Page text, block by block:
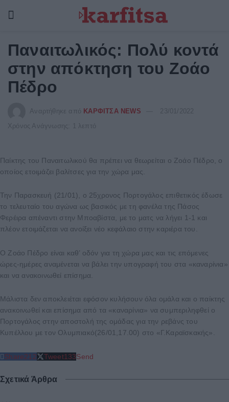
Παναιτωλικός: Πολύ κοντά
στην απόκτηση του Ζοάο
Πέδρο
Αναρτήθηκε από ΚΑΡΦΙΤΣΑ NEWS
23/01/2022
Χρόνος Ανάγνωσης: 1 λεπτό
Παίκτης του Παναιτωλικού θα πρέπει να θεωρείται ο Ζοάο Πέδρο, ο
οποίος ετοιμάζει βαλίτσες για την χώρα μας.
Την Παρασκευή (21/01), ο 25χρονος Πορτογάλος επιθετικός έδωσε
το τελευταίο του αγώνα ως βασικός με τη φανέλα της Πάσος
Φερέιρα απέναντι στην Μποαβίστα, με το ματς να λήγει 1-1 και
πλέον ετοιμάζεται να ανοίξει νέο κεφάλαιο στην καριέρα του.
Ο Ζοάο Πέδρο είναι καθ’ οδόν για τη χώρα μας και τις επόμενες
ώρες-ημέρες αναμένεται να βάλει την υπογραφή του στα «καναρίνια»
και να ανακοινωθεί επίσημα.
Μάλιστα δεν αποκλειέται εφόσον κυλήσουν όλα ομάλα και ο παίκτης
ανακοινωθεί και επίσημα από τα «καναρίνια» να συμπεριληφθεί ο
Πορτογάλος στην αποστολή της ομάδας για την ρεβάνς του
Κυπέλλου με τον Ολυμπιακό(26/01,17.00) στο «Γ.Καραϊσκακής».
Share212 Tweet133Send
Σχετικά Άρθρα